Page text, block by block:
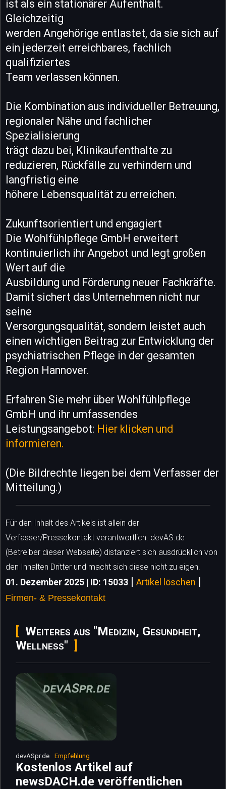
ist als ein stationärer Aufenthalt.
Gleichzeitig
werden Angehörige entlastet, da sie sich auf
ein jederzeit erreichbares, fachlich
qualifiziertes
Team verlassen können.
Die Kombination aus individueller Betreuung,
regionaler Nähe und fachlicher
Spezialisierung
trägt dazu bei, Klinikaufenthalte zu
reduzieren, Rückfälle zu verhindern und
langfristig eine
höhere Lebensqualität zu erreichen.
Zukunftsorientiert und engagiert
Die Wohlfühlpflege GmbH erweitert
kontinuierlich ihr Angebot und legt großen
Wert auf die
Ausbildung und Förderung neuer Fachkräfte.
Damit sichert das Unternehmen nicht nur
seine
Versorgungsqualität, sondern leistet auch
einen wichtigen Beitrag zur Entwicklung der
psychiatrischen Pflege in der gesamten
Region Hannover.
Erfahren Sie mehr über Wohlfühlpflege
GmbH und ihr umfassendes
Leistungsangebot: Hier klicken und
informieren.
(Die Bildrechte liegen bei dem Verfasser der
Mitteilung.)
Für den Inhalt des Artikels ist allein der
Verfasser/Pressekontakt verantwortlich. devAS.de
(Betreiber dieser Webseite) distanziert sich ausdrücklich von
den Inhalten Dritter und macht sich diese nicht zu eigen.
01. Dezember 2025 | ID: 15033 | Artikel löschen |
Firmen- & Pressekontakt
Weiteres aus "Medizin, Gesundheit,
Wellness"
devASpr.de Empfehlung
Kostenlos Artikel auf
newsDACH.de veröffentlichen